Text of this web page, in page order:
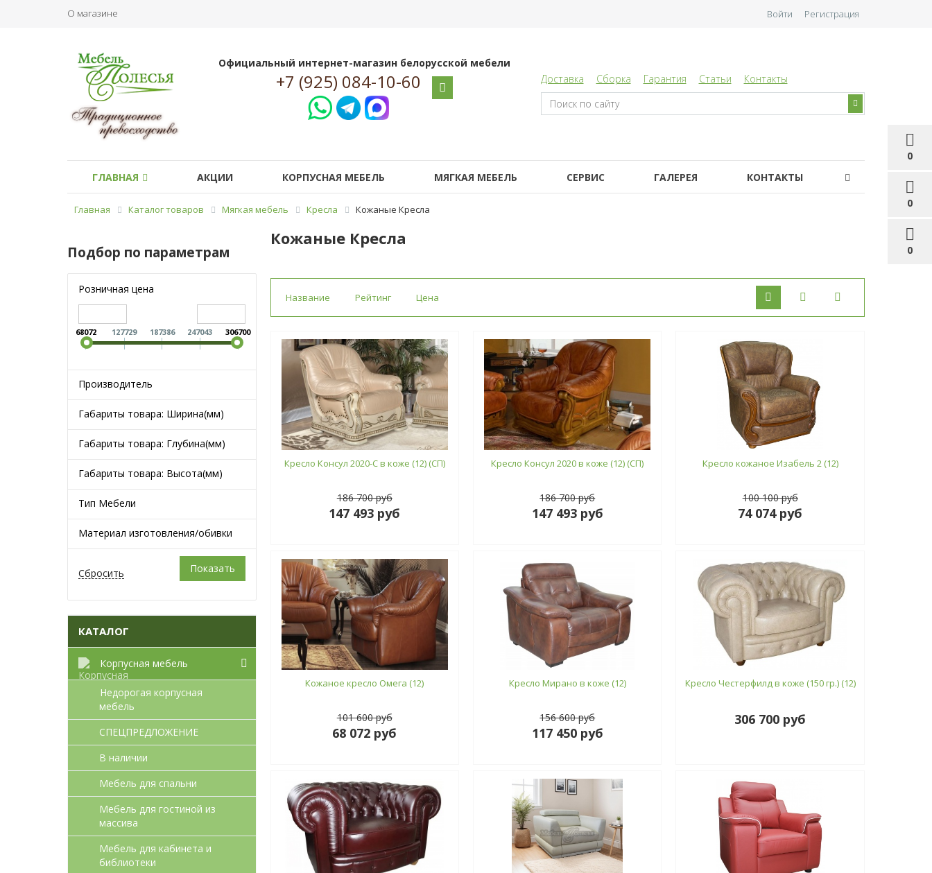
О магазине
0
0
0
Войти Регистрация
Официальный интернет-магазин белорусской мебели
+7 (925) 084-10-60 Доставка Сборка Гарантия Статьи Контакты
ГЛАВНАЯ АКЦИИ КОРПУСНАЯ МЕБЕЛЬ МЯГКАЯ МЕБЕЛЬ СЕРВИС ГАЛЕРЕЯ КОНТАКТЫ
Главная Каталог товаров Мягкая мебель Кресла Кожаные Кресла
Подбор по параметрам
Розничная цена
68072 127729 187386 247043 306700
Производитель
Габариты товара: Ширина(мм)
Габариты товара: Глубина(мм)
Габариты товара: Высота(мм)
Тип Мебели
Материал изготовления/обивки
КАТАЛОГ
Корпусная мебель
Недорогая корпусная
мебель
СПЕЦПРЕДЛОЖЕНИЕ
В наличии
Мебель для спальни
Мебель для гостиной из
массива
Мебель для кабинета и
библиотеки
Кожаные Кресла
Название Рейтинг Цена
Кресло Консул 2020-С в коже (12) (СП)
186 700 руб
147 493 руб
Кресло Консул 2020 в коже (12) (СП)
186 700 руб
147 493 руб
Кресло кожаное Изабель 2 (12)
100 100 руб
74 074 руб
Кожаное кресло Омега (12)
101 600 руб
68 072 руб
Кресло Мирано в коже (12)
156 600 руб
117 450 руб
Кресло Честерфилд в коже (150 гр.) (12)
306 700 руб